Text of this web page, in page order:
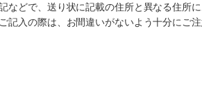
などで、送り状に記載の住所と異なる住所
記入の際は、お間違いがないよう十分にご注